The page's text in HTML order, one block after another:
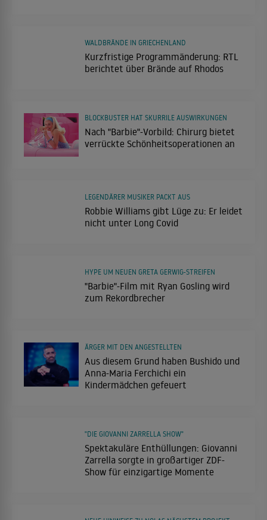
Kurzfristige Programmänderung: RTL
berichtet über Brände auf Rhodos
WALDBRÄNDE IN GRIECHENLAND
Nach "Barbie"-Vorbild: Chirurg bietet
verrückte Schönheitsoperationen an
BLOCKBUSTER HAT SKURRILE AUSWIRKUNGEN
Robbie Williams gibt Lüge zu: Er leidet
nicht unter Long Covid
LEGENDÄRER MUSIKER PACKT AUS
"Barbie"-Film mit Ryan Gosling wird
zum Rekordbrecher
HYPE UM NEUEN GRETA GERWIG-STREIFEN
Aus diesem Grund haben Bushido und
Anna-Maria Ferchichi ein
Kindermädchen gefeuert
ÄRGER MIT DEN ANGESTELLTEN
Spektakuläre Enthüllungen: Giovanni
Zarrella sorgte in großartiger ZDF-
Show für einzigartige Momente
"DIE GIOVANNI ZARRELLA SHOW"